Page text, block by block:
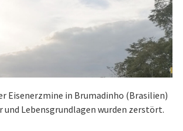
Eisenerzmine in Brumadinho (Brasilien)
und Lebensgrundlagen wurden zerstört.